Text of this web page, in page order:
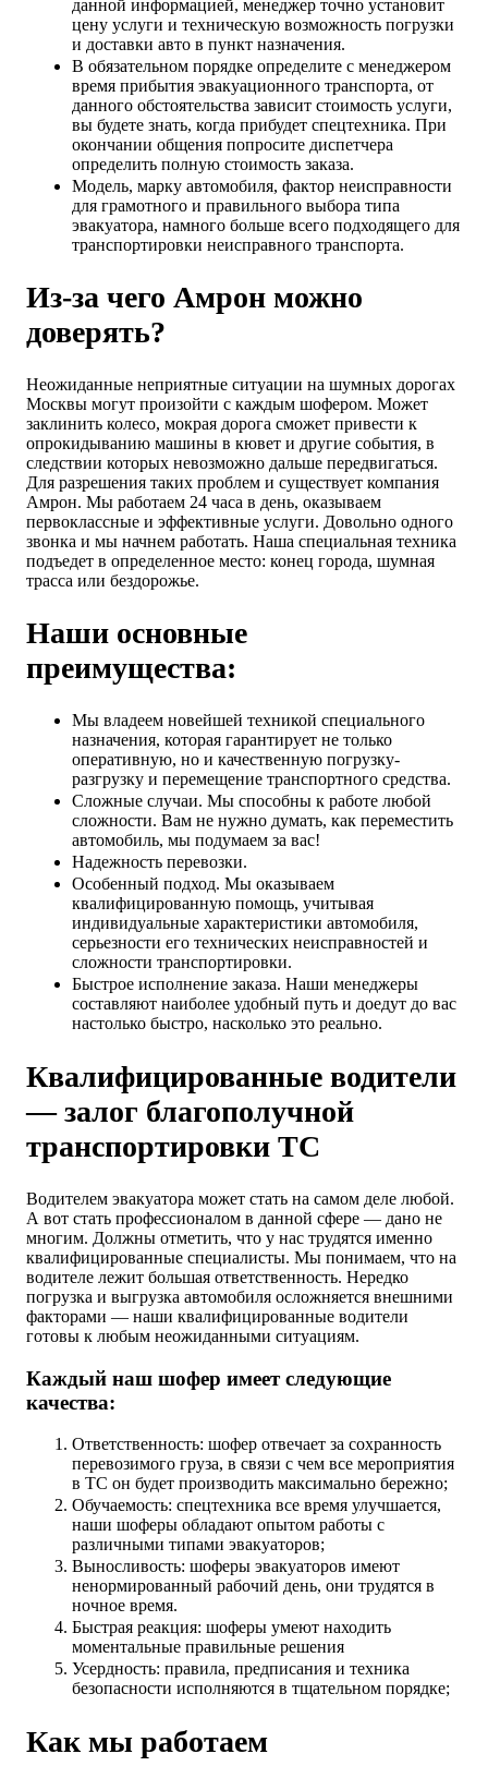
данной информацией, менеджер точно установит
цену услуги и техническую возможность погрузки
и доставки авто в пункт назначения.
В обязательном порядке определите с менеджером
время прибытия эвакуационного транспорта, от
данного обстоятельства зависит стоимость услуги,
вы будете знать, когда прибудет спецтехника. При
окончании общения попросите диспетчера
определить полную стоимость заказа.
Модель, марку автомобиля, фактор неисправности
для грамотного и правильного выбора типа
эвакуатора, намного больше всего подходящего для
транспортировки неисправного транспорта.
Из-за чего Амрон можно
доверять?
Неожиданные неприятные ситуации на шумных дорогах
Москвы могут произойти с каждым шофером. Может
заклинить колесо, мокрая дорога сможет привести к
опрокидыванию машины в кювет и другие события, в
следствии которых невозможно дальше передвигаться.
Для разрешения таких проблем и существует компания
Амрон. Мы работаем 24 часа в день, оказываем
первоклассные и эффективные услуги. Довольно одного
звонка и мы начнем работать. Наша специальная техника
подъедет в определенное место: конец города, шумная
трасса или бездорожье.
Наши основные
преимущества:
Мы владеем новейшей техникой специального
назначения, которая гарантирует не только
оперативную, но и качественную погрузку-
разгрузку и перемещение транспортного средства.
Сложные случаи. Мы способны к работе любой
сложности. Вам не нужно думать, как переместить
автомобиль, мы подумаем за вас!
Надежность перевозки.
Особенный подход. Мы оказываем
квалифицированную помощь, учитывая
индивидуальные характеристики автомобиля,
серьезности его технических неисправностей и
сложности транспортировки.
Быстрое исполнение заказа. Наши менеджеры
составляют наиболее удобный путь и доедут до вас
настолько быстро, насколько это реально.
Квалифицированные водители
— залог благополучной
транспортировки ТС
Водителем эвакуатора может стать на самом деле любой.
А вот стать профессионалом в данной сфере — дано не
многим. Должны отметить, что у нас трудятся именно
квалифицированные специалисты. Мы понимаем, что на
водителе лежит большая ответственность. Нередко
погрузка и выгрузка автомобиля осложняется внешними
факторами — наши квалифицированные водители
готовы к любым неожиданными ситуациям.
Каждый наш шофер имеет следующие
качества:
Ответственность: шофер отвечает за сохранность
перевозимого груза, в связи с чем все мероприятия
в ТС он будет производить максимально бережно;
Обучаемость: спецтехника все время улучшается,
наши шоферы обладают опытом работы с
различными типами эвакуаторов;
Выносливость: шоферы эвакуаторов имеют
ненормированный рабочий день, они трудятся в
ночное время.
Быстрая реакция: шоферы умеют находить
моментальные правильные решения
Усердность: правила, предписания и техника
безопасности исполняются в тщательном порядке;
Как мы работаем